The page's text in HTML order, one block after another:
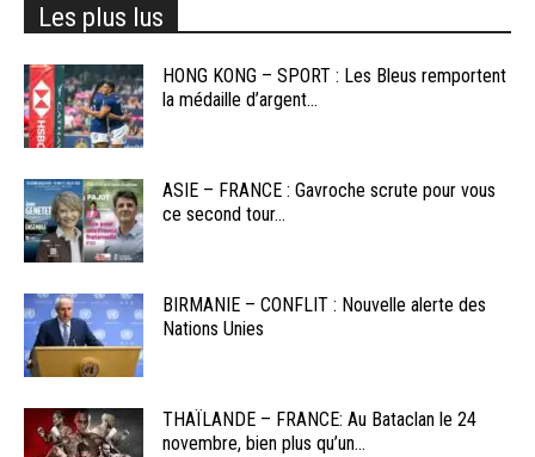
Les plus lus
HONG KONG – SPORT : Les Bleus remportent
la médaille d’argent...
ASIE – FRANCE : Gavroche scrute pour vous
ce second tour...
BIRMANIE – CONFLIT : Nouvelle alerte des
Nations Unies
THAÏLANDE – FRANCE: Au Bataclan le 24
novembre, bien plus qu’un...